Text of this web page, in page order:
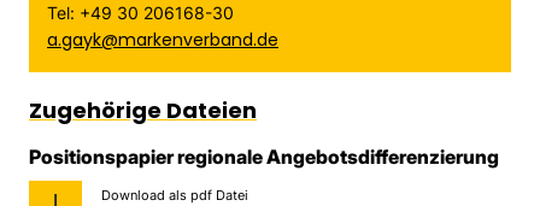
Tel: +49 30 206168-30
a.gayk@markenverband.de
Zugehörige Dateien
Positionspapier regionale Angebotsdifferenzierung
Download als pdf Datei